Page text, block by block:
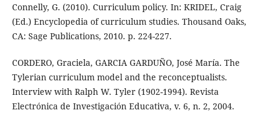
Connelly, G. (2010). Curriculum policy. In: KRIDEL, Craig
(Ed.) Encyclopedia of curriculum studies. Thousand Oaks,
CA: Sage Publications, 2010. p. 224-227.
CORDERO, Graciela, GARCIA GARDUÑO, José María. The
Tylerian curriculum model and the reconceptualists.
Interview with Ralph W. Tyler (1902-1994). Revista
Electrónica de Investigación Educativa, v. 6, n. 2, 2004.